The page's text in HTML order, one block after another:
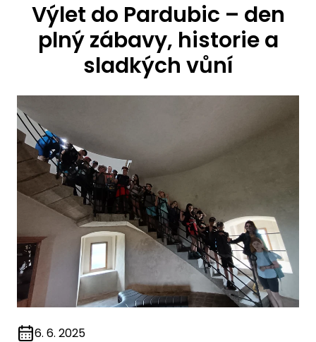
Výlet do Pardubic – den
plný zábavy, historie a
sladkých vůní
6. 6. 2025